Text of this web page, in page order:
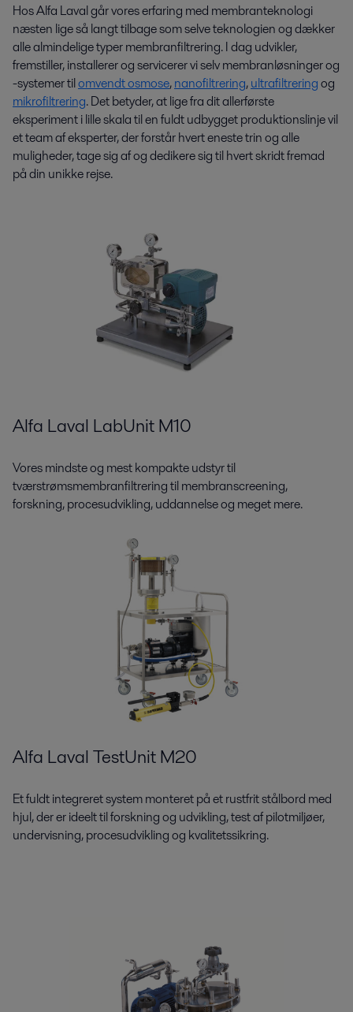
Hos Alfa Laval går vores erfaring med membranteknologi
næsten lige så langt tilbage som selve teknologien og dækker
alle almindelige typer membranfiltrering. I dag udvikler,
fremstiller, installerer og servicerer vi selv membranløsninger og
-systemer tilomvendt osmose,nanofiltrering,ultrafiltreringog
mikrofiltrering. Det betyder, at lige fra dit allerførste
eksperiment i lille skala til en fuldt udbygget produktionslinje vil
et team af eksperter, der forstår hvert eneste trin og alle
muligheder, tage sig af og dedikere sig til hvert skridt fremad
på din unikke rejse.
Alfa Laval LabUnit M10
Vores mindste og mest kompakte udstyr til
tværstrømsmembranfiltrering til membranscreening,
forskning, procesudvikling, uddannelse og meget mere.
Alfa Laval TestUnit M20
Et fuldt integreret system monteret på et rustfrit stålbord med
hjul, der er ideelt til forskning og udvikling, test af pilotmiljøer,
undervisning, procesudvikling og kvalitetssikring.